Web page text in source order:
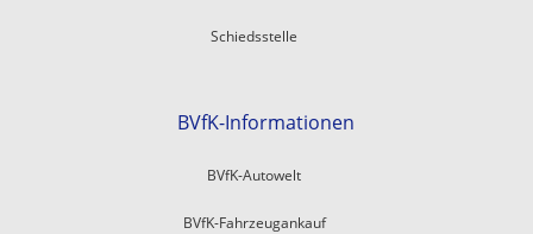
Schiedsstelle
BVfK-Informationen
BVfK-Autowelt
BVfK-Fahrzeugankauf